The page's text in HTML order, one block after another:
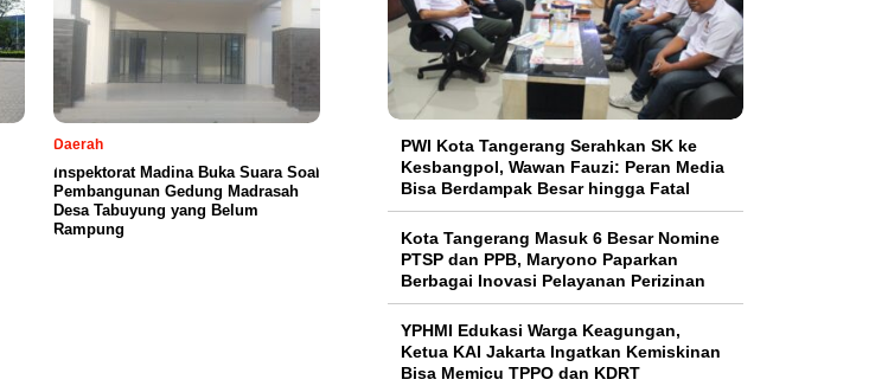
Daerah
Inspektorat Madina Buka Suara Soal
Pembangunan Gedung Madrasah
Desa Tabuyung yang Belum
Rampung
PWI Kota Tangerang Serahkan SK ke
Kesbangpol, Wawan Fauzi: Peran Media
Bisa Berdampak Besar hingga Fatal
Kota Tangerang Masuk 6 Besar Nomine
PTSP dan PPB, Maryono Paparkan
Berbagai Inovasi Pelayanan Perizinan
YPHMI Edukasi Warga Keagungan,
Ketua KAI Jakarta Ingatkan Kemiskinan
Bisa Memicu TPPO dan KDRT